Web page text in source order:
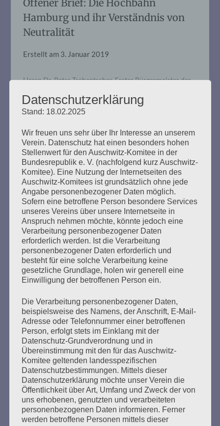
Offener Brief: Die Hochbahn
Hamburg und ihr Verständnis von
Neutralität
Erstellt am 3. Januar 2019
Herrn Dr. Peter Tschentscher, Erster Bürgermeister der
RathausRathausmarkt 120095 Hamburg Hamburg, 3.
Januar 2019 Offener BriefDie Hochbahn Hamburg und
GEMEINSAM GEGEN DEN HASS Sehr geehrter Herr
Erster Bürgermeister Tschentscher,sehr geehrte Frau
Bürgerschaftspräsidentin Veit, seit 58 Jahren lebe ich
nun in Hamburg. Hier habe…
mehr ...
Wir nehmen den Bürgermeister
beim Wort: Hamburg und seine
Gäste
Erstellt am4. Juli 2017
„Es ist gut, dass das Treffen in einem demokratischen
Land mit einer starken Zivilgesellschaft und einer
wachen Öffentlichkeit stattfindet. Die Weltgemeinschaft
der Staaten braucht eine Weltöffentlichkeit, die ihre
Erwartungen an die politisch Handelnden formuliert und
die Ergebnisse kontrolliert.“ (Hamburgs 1. Bürgermeister
Olaf Scholz am 4. Juli 2017/pr04) Wer aber ist diese
starke Zivilgesellschaft? Wer ist…
Datenschutzerklärung
Stand: 18.02.2025
Wir freuen uns sehr über Ihr Interesse an unserem
Verein. Datenschutz hat einen besonders hohen
Stellenwert für den Auschwitz-Komitee in der
Bundesrepublik e. V. (nachfolgend kurz Auschwitz-
Komitee). Eine Nutzung der Internetseiten des
Auschwitz-Komitees ist grundsätzlich ohne jede
Angabe personenbezogener Daten möglich.
Sofern eine betroffene Person besondere Services
unseres Vereins über unsere Internetseite in
Anspruch nehmen möchte, könnte jedoch eine
Verarbeitung personenbezogener Daten
erforderlich werden. Ist die Verarbeitung
personenbezogener Daten erforderlich und
besteht für eine solche Verarbeitung keine
gesetzliche Grundlage, holen wir generell eine
Einwilligung der betroffenen Person ein.
Die Verarbeitung personenbezogener Daten,
beispielsweise des Namens, der Anschrift, E-Mail-
Adresse oder Telefonnummer einer betroffenen
Person, erfolgt stets im Einklang mit der
Datenschutz-Grundverordnung und in
Übereinstimmung mit den für das Auschwitz-
Komitee geltenden landesspezifischen
Datenschutzbestimmungen. Mittels dieser
Datenschutzerklärung möchte unser Verein die
Öffentlichkeit über Art, Umfang und Zweck der von
uns erhobenen, genutzten und verarbeiteten
personenbezogenen Daten informieren. Ferner
werden betroffene Personen mittels dieser